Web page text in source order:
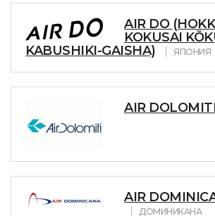
AIR DO
KOKUSAI
KABUSHIKI-GAISHA)
ЯПОНИЯ
AIR
AIR
ДОМИНИКАНА